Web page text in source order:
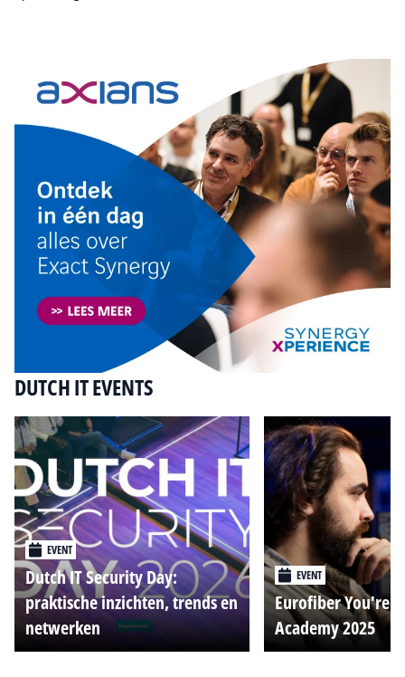
DUTCH IT EVENTS
EVENT
Dutch IT Security Day:
praktische inzichten, trends en
netwerken
EVENT
Eurofiber You're
Academy 2025